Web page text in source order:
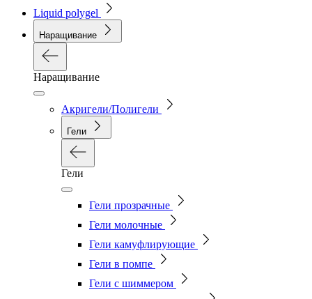
Liquid polygel
Наращивание
Наращивание
Акригели/Полигели
Гели
Гели
Гели прозрачные
Гели молочные
Гели камуфлирующие
Гели в помпе
Гели с шиммером